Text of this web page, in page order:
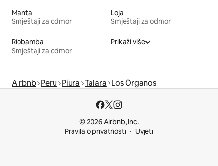
Manta
Smještaji za odmor
Loja
Smještaji za odmor
Riobamba
Smještaji za odmor
Prikaži više
Airbnb Peru Piura Talara Los Organos
© 2026 Airbnb, Inc.
Pravila o privatnosti
Uvjeti